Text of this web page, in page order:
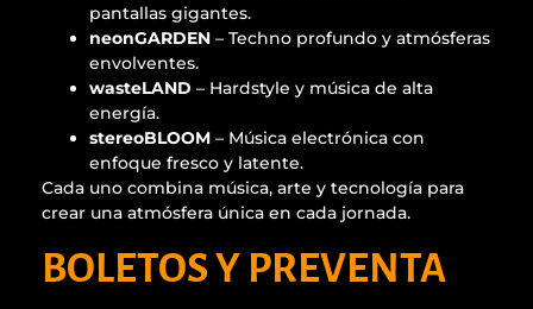
pantallas gigantes.
neonGARDEN – Techno profundo y atmósferas
envolventes.
wasteLAND – Hardstyle y música de alta
energía.
stereoBLOOM – Música electrónica con
enfoque fresco y latente.
Cada uno combina música, arte y tecnología para
crear una atmósfera única en cada jornada.
BOLETOS Y PREVENTA